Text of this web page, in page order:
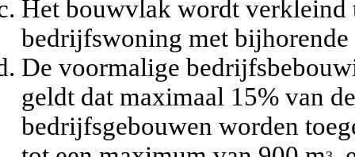
Het bouwvlak wordt verkleind
bedrijfswoning met
De voormalige
geldt dat maximaal 15% van
bedrijfsgebouwen worden